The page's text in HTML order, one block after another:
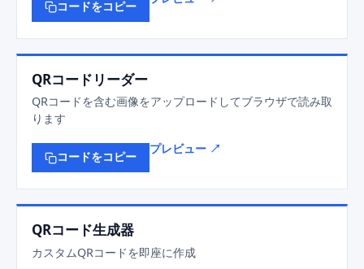
コードをコピー
QRコードリーダー
QRコードを含む画像をアップロードしてブラウザで読み取
ります
コードをコピー
プレビュー ↗
QRコード生成器
カスタムQRコードを即座に作成